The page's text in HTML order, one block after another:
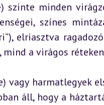
szinte minden
színes
elriasztva
a virágos
vagy harmatlegyek
áll, hogy a